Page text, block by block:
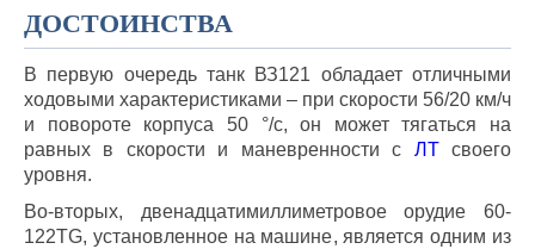
ДОСТОИНСТВА
В первую очередь танк ВЗ121 обладает отличными
ходовыми характеристиками – при скорости 56/20 км/ч
и повороте корпуса 50 °/с, он может тягаться на
равных в скорости и маневренности с ЛТсвоего
уровня.
Во-вторых, двенадцатимиллиметровое орудие 60-
122TG, установленное на машине, является одним из